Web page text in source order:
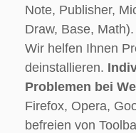
Note, Publisher,
Draw, Base,
Wir helfen Ihnen
deinstallieren.
Problemen bei
Firefox, Opera,
befreien von